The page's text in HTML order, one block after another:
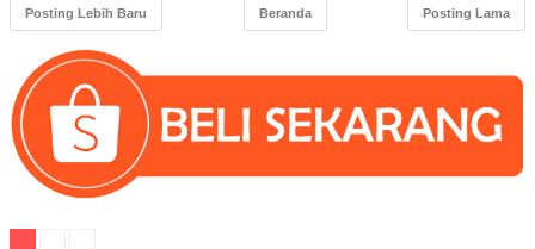
Posting Lebih Baru Posting Lama
Beranda